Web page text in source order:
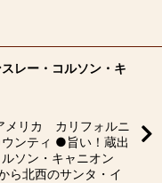
レー・コルソン・キ
メリカ カリフォルニ
ンティ ●旨い！蔵出
ソン・キャニオン
ら北西のサンタ・イ